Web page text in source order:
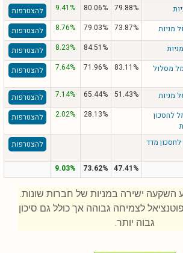
79.88%
80.06%
9.41%
להצטרפות
מניות
73.87%
79.03%
8.76%
להצטרפות
84.51%
8.23%
להצטרפות
מסלול
83.11%
71.96%
7.64% להצטרפות
מניות 51.43%
65.44%
7.14%
להצטרפות
לחסכון
28.13%
2.02% להצטרפות
מדד
להצטרפות
47.41%
73.62%
9.03%
השקעה ישירה במניות של חברות שונות.
לצמיחה גבוהה אך כולל גם סיכון
גבוה יותר.